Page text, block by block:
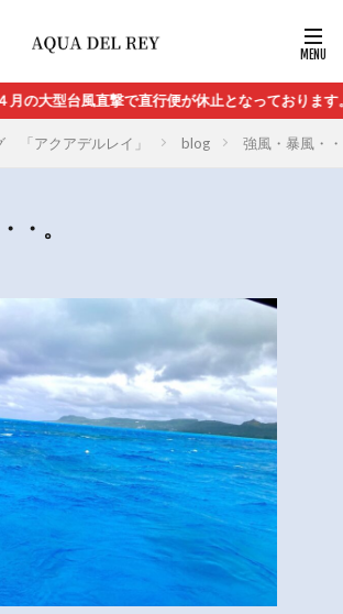
の大型台風直撃で直行便が休止となっております
「アクアデルレイ」 blog 強風・暴風・
・。